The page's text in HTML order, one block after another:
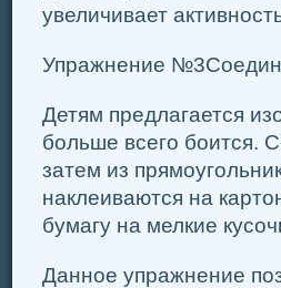
увеличивает
Упражнение
Детям предлагается
больше всего боится.
затем из
наклеиваются на
бумагу на мелкие
Данное упражнение